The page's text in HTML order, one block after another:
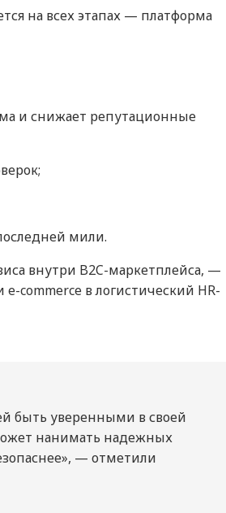
на всех этапах — платформа
и снижает репутационные
мили.
внутри B2C-маркетплейса, —
commerce в логистический HR-
быть уверенными в своей
нанимать надежных
— отметили